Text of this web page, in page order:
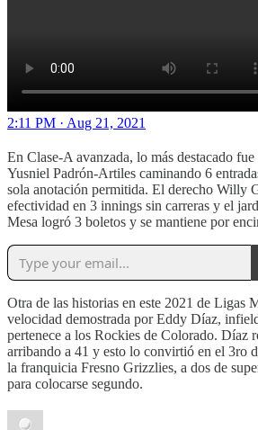
2:11 PM · Aug 21, 2021
En Clase-A avanzada, lo más destacado
Yusniel Padrón-Artiles caminando 6
sola anotación permitida. El derecho Willy
efectividad en 3 innings sin carreras y el
Mesa logró 3 boletos y se mantiene por
Otra de las historias en este 2021 de Ligas
velocidad demostrada por Eddy Díaz,
pertenece a los Rockies de Colorado. Díaz
arribando a 41 y esto lo convirtió en el 3ro
la franquicia Fresno Grizzlies, a dos de
para colocarse segundo.